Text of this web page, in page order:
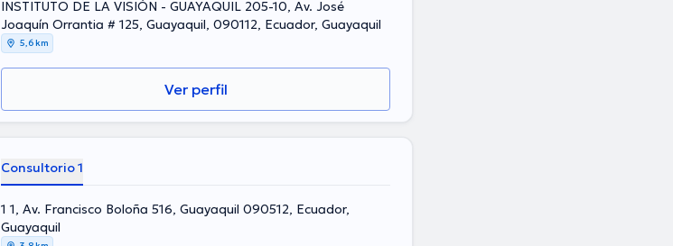
INSTITUTO DE LA VISIÓN - GUAYAQUIL 205-10, Av. José
Joaquín Orrantia # 125, Guayaquil, 090112, Ecuador, Guayaquil
5,6 km
Ver perfil
Consultorio 1
1 1, Av. Francisco Boloña 516, Guayaquil 090512, Ecuador,
Guayaquil